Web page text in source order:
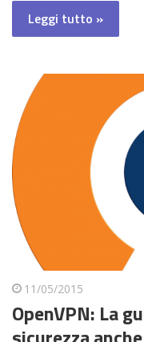
Leggi tutto »
11/05/2015
OpenVPN: La